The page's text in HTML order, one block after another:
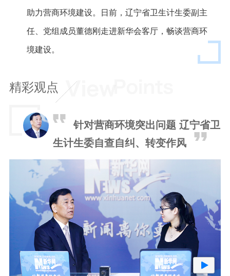
助力营商环境建设。日前，辽宁省卫生计生委副主
任、党组成员董德刚走进新华会客厅，畅谈营商环
境建设。
精彩观点
针对营商环境突出问题 辽宁省卫
生计生委自查自纠、转变作风